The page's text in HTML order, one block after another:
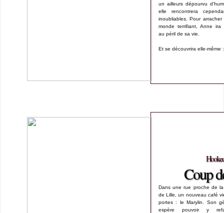
un ailleurs dépourvu
elle rencontrera
inoubliables. Pour
monde terrifiant, Anne ira
au péril de sa vie.
Et se découvrira elle-même
Coup
Dans une rue proche de
de Lille, un nouveau café
portes : le Marylin. Son
espère pouvoir y